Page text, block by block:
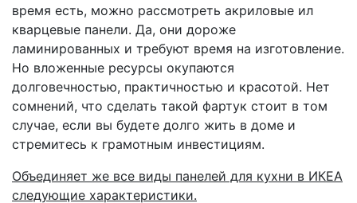
время есть, можно рассмотреть акриловые ил
кварцевые панели. Да, они дороже
ламинированных и требуют время на изготовление.
Но вложенные ресурсы окупаются
долговечностью, практичностью и красотой. Нет
сомнений, что сделать такой фартук стоит в том
случае, если вы будете долго жить в доме и
стремитесь к грамотным инвестициям.
Объединяет же все виды панелей для кухни в ИКЕА
следующие характеристики.